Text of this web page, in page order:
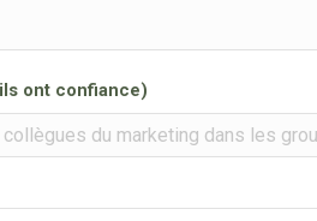
ont confiance)